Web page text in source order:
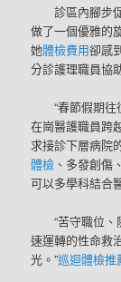
診區內腳步
做了一個優雅的
她體檢費用卻感
分診護理職員協
“春節假期
在崗醫護職員跨
求接診下層病院
體檢 、多發創傷
可以多學科結合
“苦守職位
速運轉的性命救
光。”巡迴體檢推